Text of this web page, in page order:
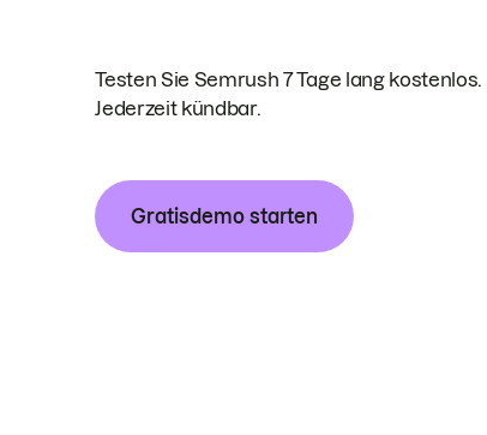
Testen Sie Semrush 7 Tage lang kostenlos.
Jederzeit kündbar.
Gratisdemo starten